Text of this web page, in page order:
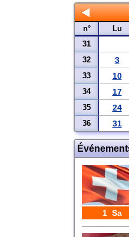
n° Lu
31
32
3
33 10
34 17
35 24
36 31
1 Sa